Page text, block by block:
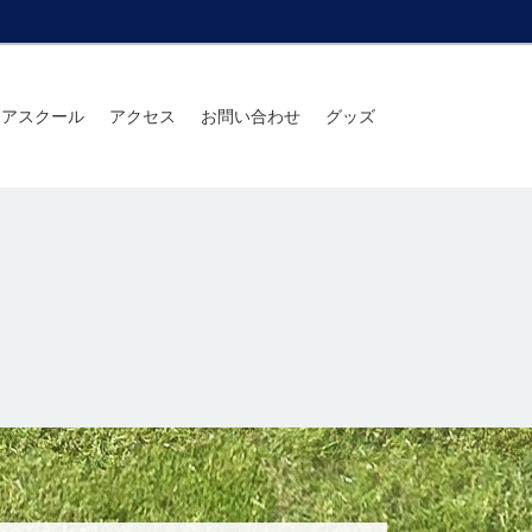
スクール アクセス お問い合わせ グッズ